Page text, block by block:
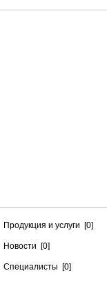
Продукция и услуги [0]
Новости [0]
Специалисты [0]